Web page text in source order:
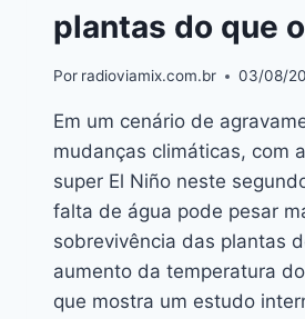
plantas do que
Por radioviamix.com.br 03/08/
Em um cenário de
mudanças climáticas, com
super El Niño neste
falta de água pode pesar
sobrevivência das plantas
aumento da temperatura
que mostra um estudo